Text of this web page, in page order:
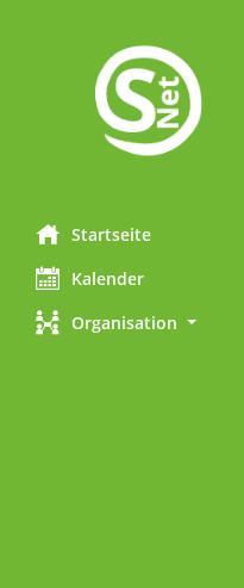
Startseite
Kalender
Organisation